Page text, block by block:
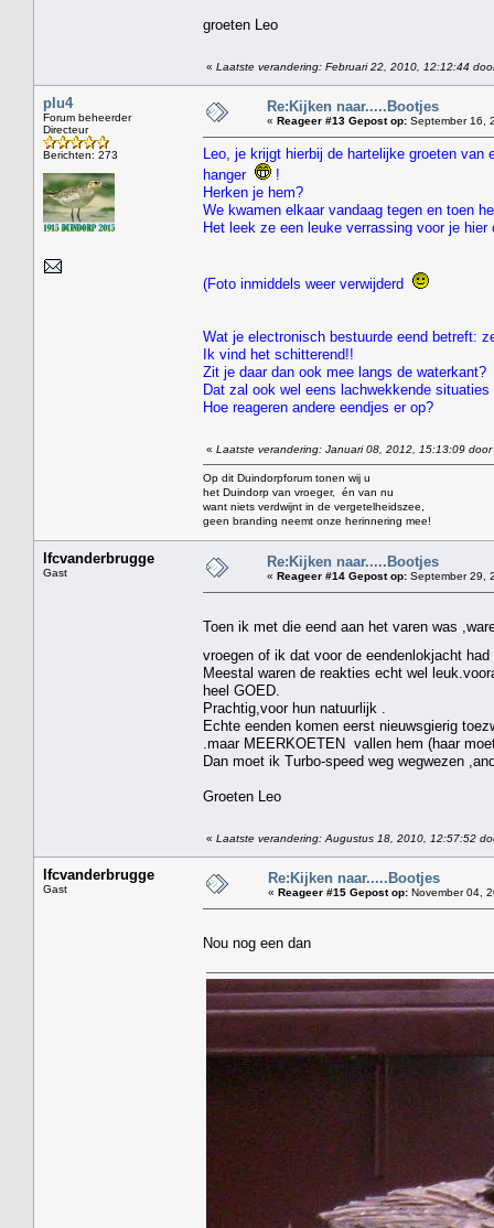
groeten Leo
« Laatste verandering: Februari 22, 2010, 12:12:44
plu4
Forum beheerder
Directeur
Berichten: 273
Re:Kijken naar.....Bootjes
« Reageer #13 Gepost op: September 16,
Leo, je krijgt hierbij de hartelijke groeten van
hanger
!
Herken je hem?
We kwamen elkaar vandaag tegen en toen
Het leek ze een leuke verrassing voor je
(Foto inmiddels weer verwijderd
Wat je electronisch bestuurde eend betreft:
Ik vind het schitterend!!
Zit je daar dan ook mee langs de waterkant?
Dat zal ook wel eens lachwekkende
Hoe reageren andere eendjes er op?
« Laatste verandering: Januari 08, 2012, 15:13:09 door
Op dit Duindorpforum tonen wij u
het Duindorp van vroeger, én van nu
want niets verdwijnt in de vergetelheidszee,
geen branding neemt onze herinnering mee!
lfcvanderbrugge
Gast
Re:Kijken naar.....Bootjes
« Reageer #14 Gepost op: September 29,
Toen ik met die eend aan het varen was
vroegen of ik dat voor de eendenlokjacht
Meestal waren de reakties echt wel
heel GOED.
Prachtig,voor hun natuurlijk .
Echte eenden komen eerst nieuwsgierig
.maar MEERKOETEN vallen hem (haar
Dan moet ik Turbo-speed weg wegwezen
Groeten Leo
« Laatste verandering: Augustus 18, 2010, 12:57:52
lfcvanderbrugge
Gast
Re:Kijken naar.....Bootjes
« Reageer #15 Gepost op: November 04,
Nou nog een dan